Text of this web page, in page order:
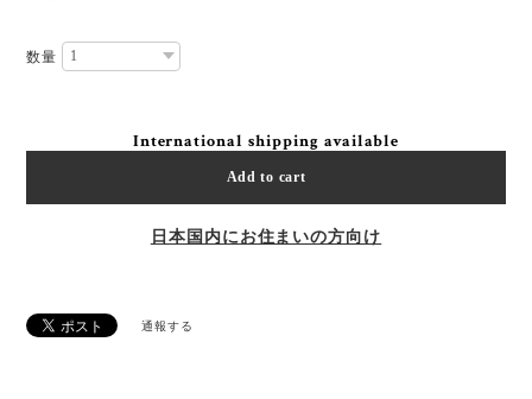
数量
International shipping available
Add to cart
日本国内にお住まいの方向け
通報する